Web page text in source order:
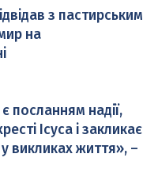
з пастирським
на
посланням надії,
Ісуса і закликає
викликах життя», –